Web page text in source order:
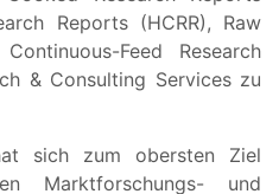
Reports (HCRR), Raw
Feed Research
& Consulting Services zu
sich zum obersten Ziel
Marktforschungs- und